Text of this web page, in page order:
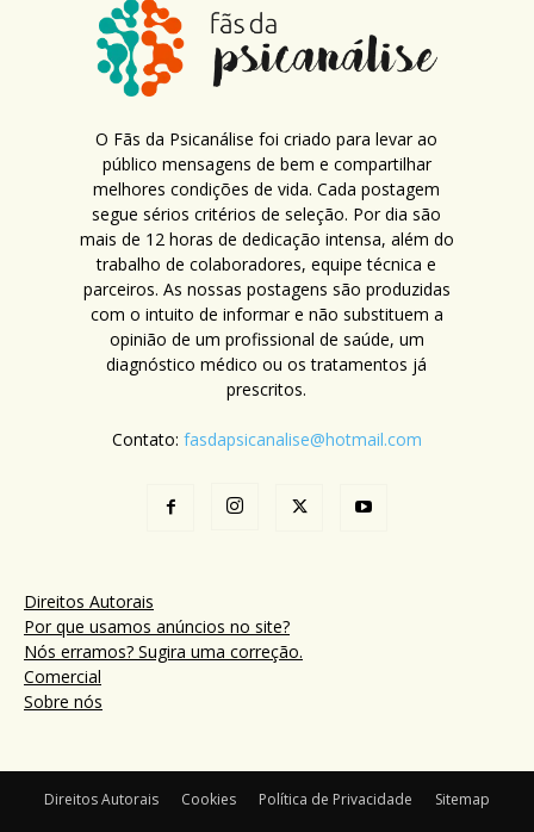
O Fãs da Psicanálise foi criado para levar ao
público mensagens de bem e compartilhar
melhores condições de vida. Cada postagem
segue sérios critérios de seleção. Por dia são
mais de 12 horas de dedicação intensa, além do
trabalho de colaboradores, equipe técnica e
parceiros. As nossas postagens são produzidas
com o intuito de informar e não substituem a
opinião de um profissional de saúde, um
diagnóstico médico ou os tratamentos já
prescritos.
Contato: fasdapsicanalise@hotmail.com
Direitos Autorais
Por que usamos anúncios no site?
Nós erramos? Sugira uma correção.
Comercial
Sobre nós
Direitos Autorais Cookies Política de Privacidade Sitemap